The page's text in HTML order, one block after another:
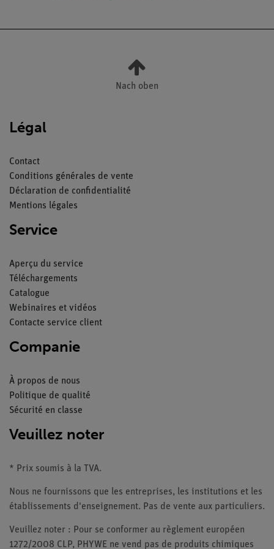
Nach oben
Légal
Contact
Conditions générales de vente
Déclaration de confidentialité
Mentions légales
Service
Aperçu du service
Téléchargements
Catalogue
Webinaires et vidéos
Contacte service client
Companie
À propos de nous
Politique de qualité
Sécurité en classe
Veuillez noter
* Prix soumis à la TVA.
Nous ne fournissons que les entreprises, les institutions et les
établissements d'enseignement. Pas de vente aux particuliers.
Veuillez noter : Pour se conformer au règlement européen
1272/2008 CLP, PHYWE ne vend pas de produits chimiques